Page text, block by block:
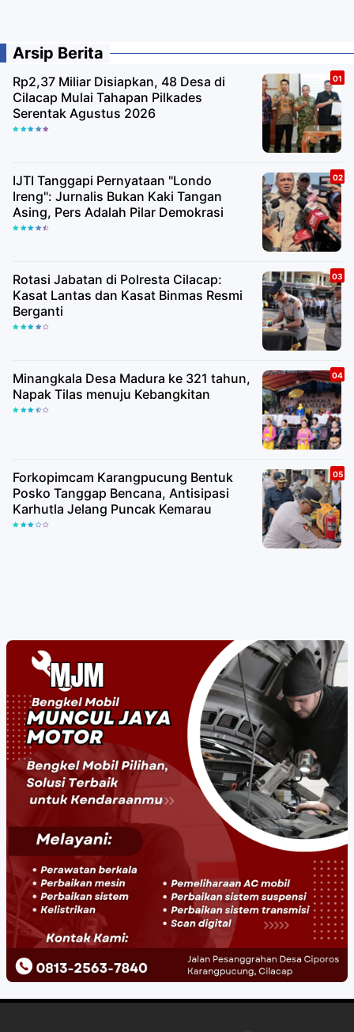
Arsip Berita
Rp2,37 Miliar Disiapkan, 48 Desa di
Cilacap Mulai Tahapan Pilkades
Serentak Agustus 2026
IJTI Tanggapi Pernyataan "Londo
Ireng": Jurnalis Bukan Kaki Tangan
Asing, Pers Adalah Pilar Demokrasi
Rotasi Jabatan di Polresta Cilacap:
Kasat Lantas dan Kasat Binmas Resmi
Berganti
Minangkala Desa Madura ke 321 tahun,
Napak Tilas menuju Kebangkitan
Forkopimcam Karangpucung Bentuk
Posko Tanggap Bencana, Antisipasi
Karhutla Jelang Puncak Kemarau